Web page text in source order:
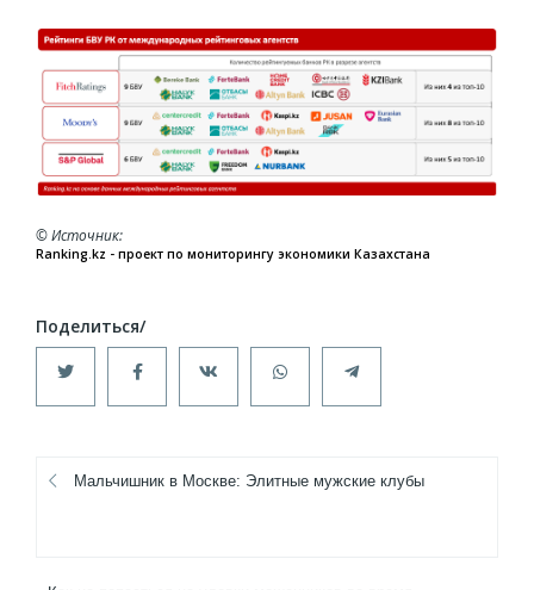
© Источник
Ranking.kz - проект по мониторингу экономики Казахстана
Мальчишник в Москве: Элитные мужские клубы